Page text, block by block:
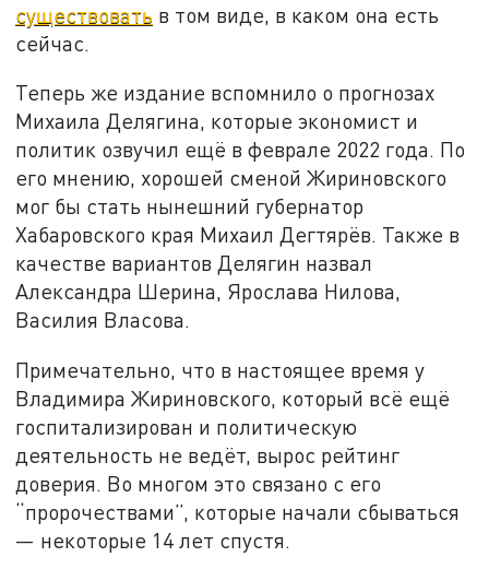
существовать в том виде, в каком она есть
сейчас.
Теперь же издание вспомнило о прогнозах
Михаила Делягина, которые экономист и
политик озвучил ещё в феврале 2022 года. По
его мнению, хорошей сменой Жириновского
мог бы стать нынешний губернатор
Хабаровского края Михаил Дегтярёв. Также в
качестве вариантов Делягин назвал
Александра Шерина, Ярослава Нилова,
Василия Власова.
Примечательно, что в настоящее время у
Владимира Жириновского, который всё ещё
госпитализирован и политическую
деятельность не ведёт, вырос рейтинг
доверия. Во многом это связано с его
“пророчествами”, которые начали сбываться
— некоторые 14 лет спустя.